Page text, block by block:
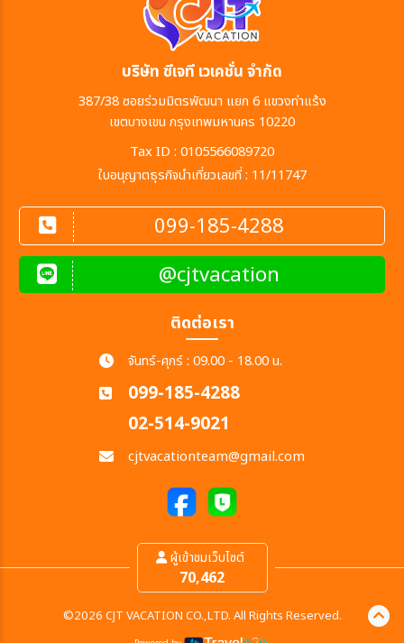
บริษัท ซีเจที เวเคชั่น จำกัด
387/38 ซอยร่วมมิตรพัฒนา แยก 6 แขวงท่าแร้ง
เขตบางเขน กรุงเทพมหานคร 10220
Tax ID : 0105566089720
ใบอนุญาตธุรกิจนำเที่ยวเลขที่ : 11/11747
099-185-4288
@cjtvacation
ติดต่อเรา
จันทร์-ศุกร์ : 09.00 - 18.00 น.
099-185-4288
02-514-9021
cjtvacationteam@gmail.com
ผู้เข้าชมเว็บไซต์
70,462
©2026 CJT VACATION CO.,LTD. All Rights Reserved.